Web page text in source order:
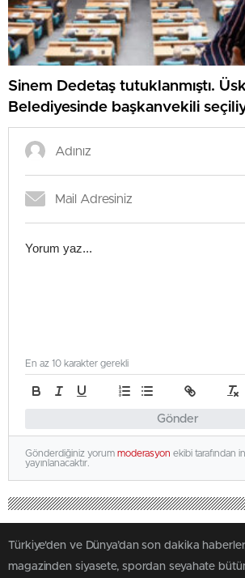
Sinem Dedetaş tutuklanmıştı.
Belediyesinde başkanvekili
Gönder
En az 10 karakter gerekli
Gönderdiğiniz yorum moderasyon ekibi tarafından
yayınlanacaktır.
Türkiye'den ve Dünya’dan son dakika haberler,
magazinden siyasete, spordan seyahate